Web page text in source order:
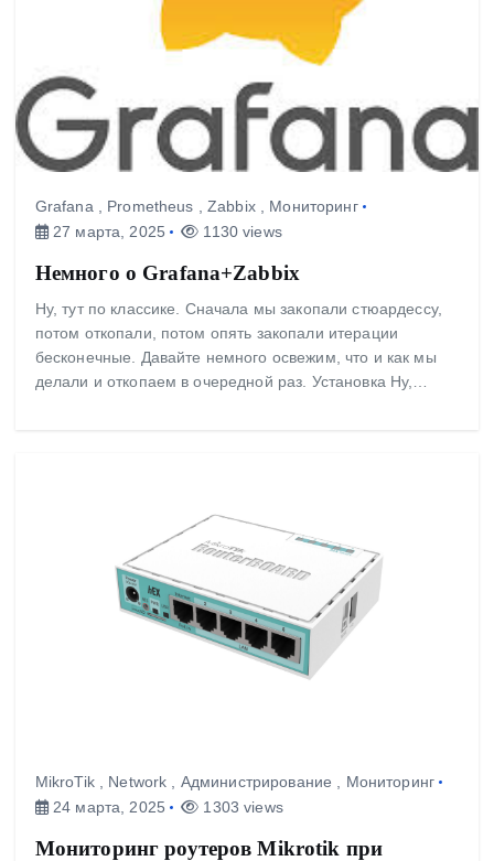
Grafana Prometheus Zabbix, Мониторинг
27 марта, 2025
1130 views
Немного о Grafana+Zabbix
Ну, тут по классике. Сначала мы закопали стюардессу,
потом откопали, потом опять закопали итерации
бесконечные. Давайте немного освежим, что и как мы
делали и откопаем в очередной раз. Установка Ну,…
MikroTik, Network Администрирование
Мониторинг
24 марта, 2025
1303 views
Мониторинг роутеров Mikrotik при